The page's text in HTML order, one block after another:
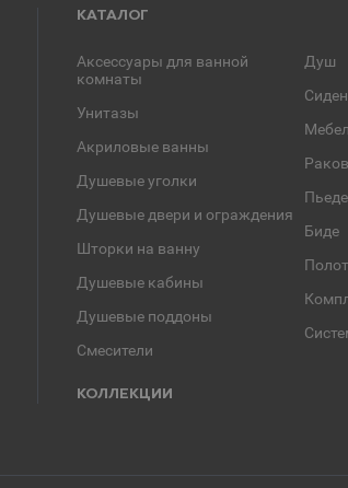
КАТАЛОГ
Аксессуары для ванной
комнаты
Унитазы
Акриловые ванны
Душевые уголки
Душевые двери и ограждения
Шторки на ванну
Душевые кабины
Душевые поддоны
Смесители
Душ
Биде
КОЛЛЕКЦИИ